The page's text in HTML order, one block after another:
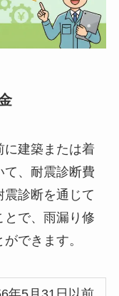
に建築または着
て、耐震診断費
診断を通じて
とで、雨漏り修
できます。